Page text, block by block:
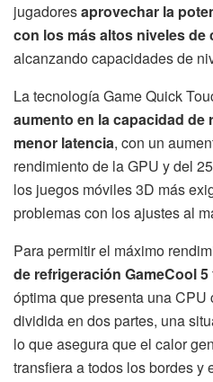
jugadoresaprovechar la
con los más altos niveles de
alcanzando capacidades de
La tecnología Game Quick
aumento en la capacidad de
menor latencia, con un
rendimiento de la GPU y del
los juegos móviles 3D más
problemas con los ajustes al
Para permitir el máximo
de refrigeración GameCool 5
óptima que presenta una
dividida en dos partes, una
lo que asegura que el calor
transfiera a todos los bordes y